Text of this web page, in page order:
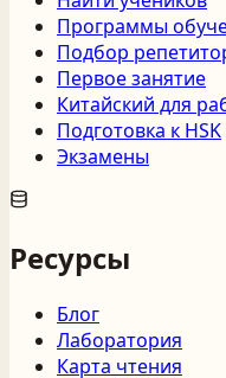
Программы
Подбор
Первое занятие
Китайский для
Подготовка к HSK
Экзамены
Ресурсы
Блог
Лаборатория
Карта чтения